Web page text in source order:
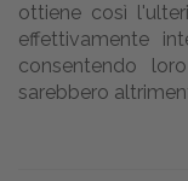
ottiene così
effettivamente
consentendo
sarebbero